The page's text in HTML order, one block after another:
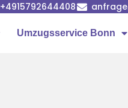
+4915792644408
Umzugsservice Bonn